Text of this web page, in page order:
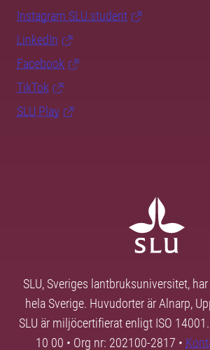
Instagram SLU.student
LinkedIn
Facebook
TikTok
SLU Play
SLU, Sveriges lantbruksuniversitet,
hela Sverige. Huvudorter är Alnarp,
SLU är miljöcertifierat enligt ISO
10 00 • Org nr: 202100-2817 •